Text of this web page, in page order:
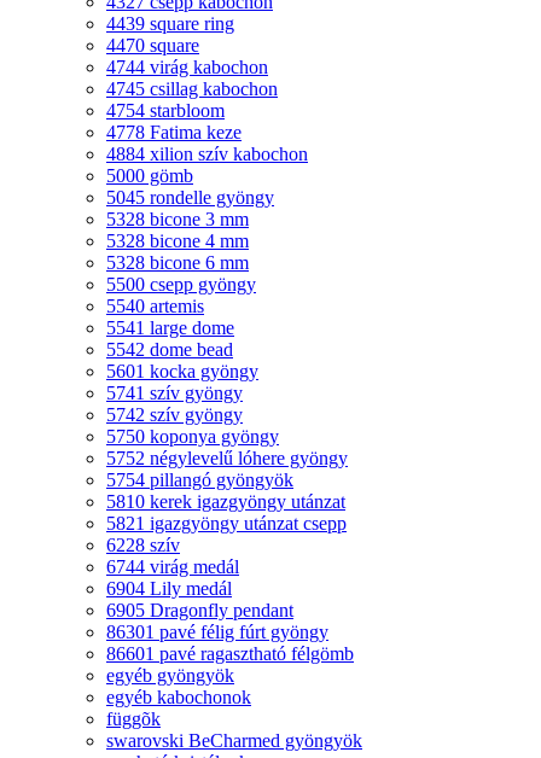
4439 square ring
4470 square
4744 virág kabochon
4745 csillag kabochon
4754 starbloom
4778 Fatima keze
4884 xilion szív kabochon
5000 gömb
5045 rondelle gyöngy
5328 bicone 3 mm
5328 bicone 4 mm
5328 bicone 6 mm
5500 csepp gyöngy
5540 artemis
5541 large dome
5542 dome bead
5601 kocka gyöngy
5741 szív gyöngy
5742 szív gyöngy
5750 koponya gyöngy
5752 négylevelű lóhere gyöngy
5754 pillangó gyöngyök
5810 kerek igazgyöngy utánzat
5821 igazgyöngy utánzat csepp
6228 szív
6744 virág medál
6904 Lily medál
6905 Dragonfly pendant
86301 pavé félig fúrt gyöngy
86601 pavé ragasztható félgömb
egyéb gyöngyök
egyéb kabochonok
függõk
swarovski BeCharmed gyöngyök